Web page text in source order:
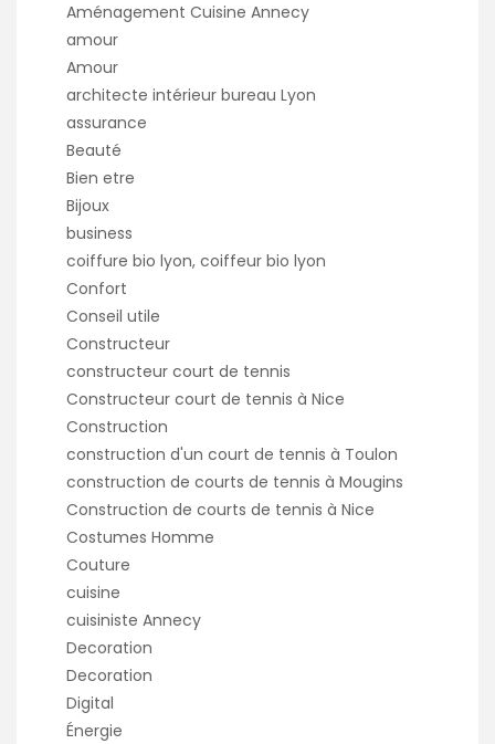
Aménagement Cuisine Annecy
amour
Amour
architecte intérieur bureau Lyon
assurance
Beauté
Bien etre
Bijoux
business
coiffure bio lyon, coiffeur bio lyon
Confort
Conseil utile
Constructeur
constructeur court de tennis
Constructeur court de tennis à Nice
Construction
construction d'un court de tennis à Toulon
construction de courts de tennis à Mougins
Construction de courts de tennis à Nice
Costumes Homme
Couture
cuisine
cuisiniste Annecy
Decoration
Decoration
Digital
Énergie